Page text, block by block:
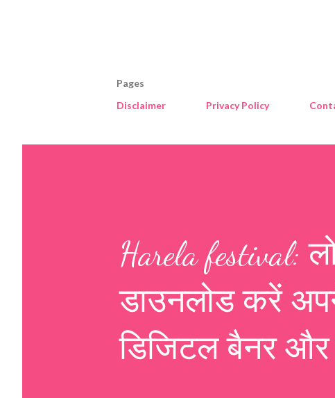
Pages
Disclaimer
Privacy Policy
Harela festival:
डाउनलोड करें
डिजिटल बैनर और